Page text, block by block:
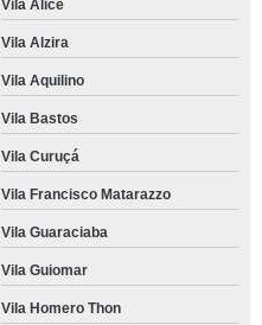
Vila Alice
Vila Alzira
Vila Aquilino
Vila Bastos
Vila Curuçá
Vila Francisco Matarazzo
Vila Guaraciaba
Vila Guiomar
Vila Homero Thon